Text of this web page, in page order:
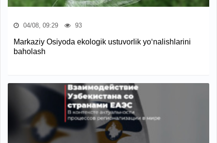
04/08, 09:29 93
Markaziy Osiyoda ekologik ustuvorlik yo‘nalishlarini
baholash